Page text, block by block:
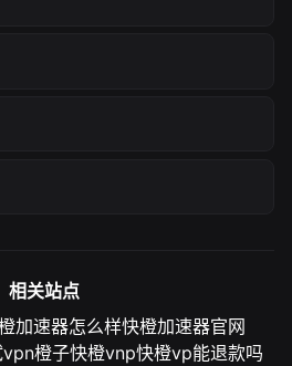
相关站点
加速器怎么样快橙加速器官网
vpn橙子快橙vnp快橙vp能退款吗